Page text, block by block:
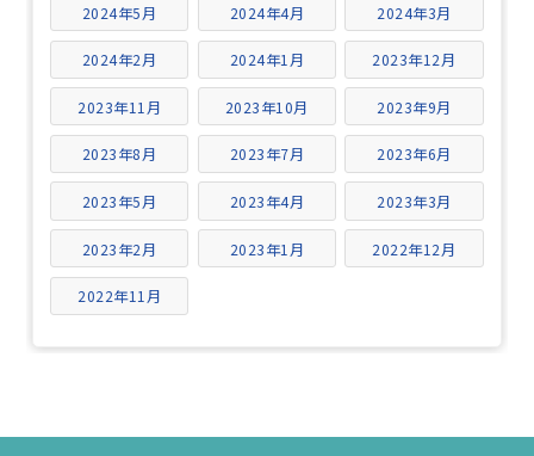
2024年5月 2024年4月 2024年3月
2024年2月 2024年1月 2023年12月
2023年11月 2023年10月 2023年9月
2023年8月 2023年7月 2023年6月
2023年5月 2023年4月 2023年3月
2023年2月 2023年1月 2022年12月
2022年11月